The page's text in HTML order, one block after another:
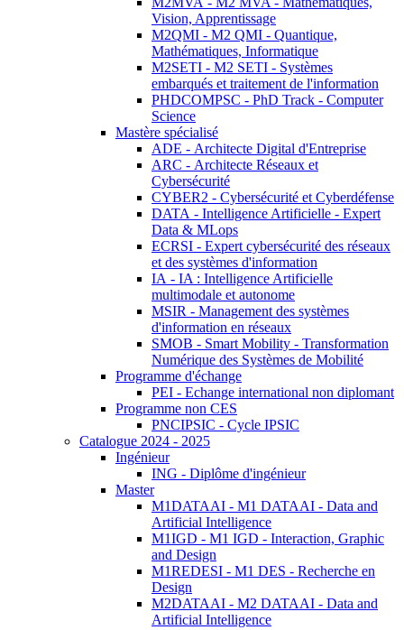
Vision, Apprentissage
M2QMI - M2 QMI - Quantique,
Mathématiques, Informatique
M2SETI - M2 SETI - Systèmes
embarqués et traitement de l'information
PHDCOMPSC - PhD Track - Computer
Science
Mastère spécialisé
ADE - Architecte Digital d'Entreprise
ARC - Architecte Réseaux et
Cybersécurité
CYBER2 - Cybersécurité et Cyberdéfense
DATA - Intelligence Artificielle - Expert
Data & MLops
ECRSI - Expert cybersécurité des réseaux
et des systèmes d'information
IA - IA : Intelligence Artificielle
multimodale et autonome
MSIR - Management des systèmes
d'information en réseaux
SMOB - Smart Mobility - Transformation
Numérique des Systèmes de Mobilité
Programme d'échange
PEI - Echange international non diplomant
Programme non CES
PNCIPSIC - Cycle IPSIC
Catalogue 2024 - 2025
Ingénieur
ING - Diplôme d'ingénieur
Master
M1DATAAI - M1 DATAAI - Data and
Artificial Intelligence
M1IGD - M1 IGD - Interaction, Graphic
and Design
M1REDESI - M1 DES - Recherche en
Design
M2DATAAI - M2 DATAAI - Data and
Artificial Intelligence